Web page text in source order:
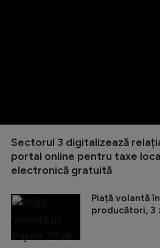
Sectorul 3 digitalizează
portal online pentru taxe
electronică gratuită
Piață volantă
producători, 3